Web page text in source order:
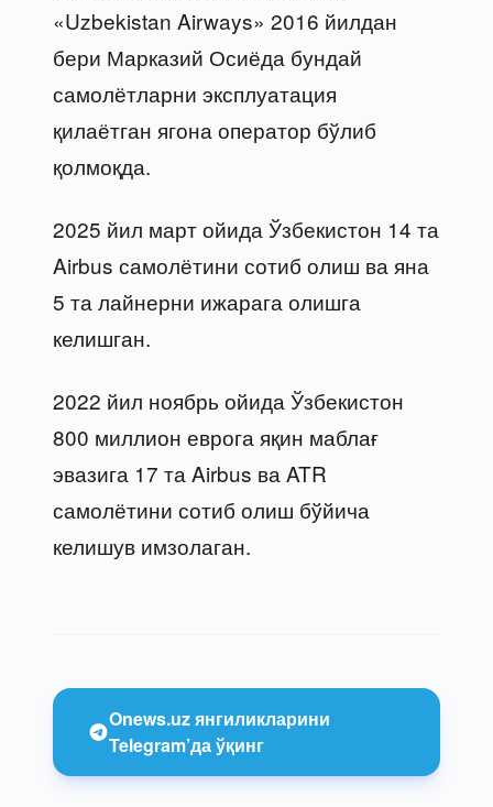
«Uzbekistan Airways» 2016 йилдан
бери Марказий Осиёда бундай
самолётларни эксплуатация
қилаётган ягона оператор бўлиб
қолмоқда.
2025 йил март ойида Ўзбекистон 14 та
Airbus самолётини сотиб олиш ва яна
5 та лайнерни ижарага олишга
келишган.
2022 йил ноябрь ойида Ўзбекистон
800 миллион еврога яқин маблағ
эвазига 17 та Airbus ва ATR
самолётини сотиб олиш бўйича
келишув имзолаган.
Onews.uz янгиликларини
Telegram’да ўқинг